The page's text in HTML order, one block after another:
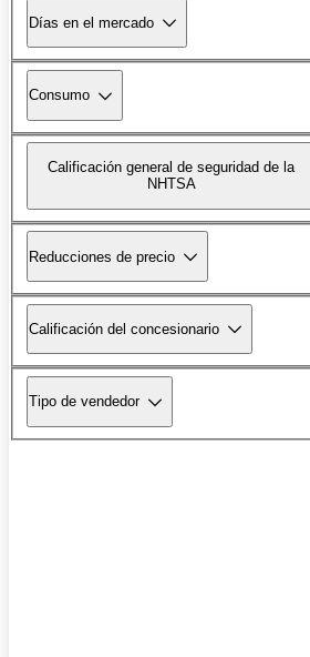
Días en el mercado
Consumo
Calificación general de seguridad de la
NHTSA
Reducciones de precio
Calificación del concesionario
Tipo de vendedor